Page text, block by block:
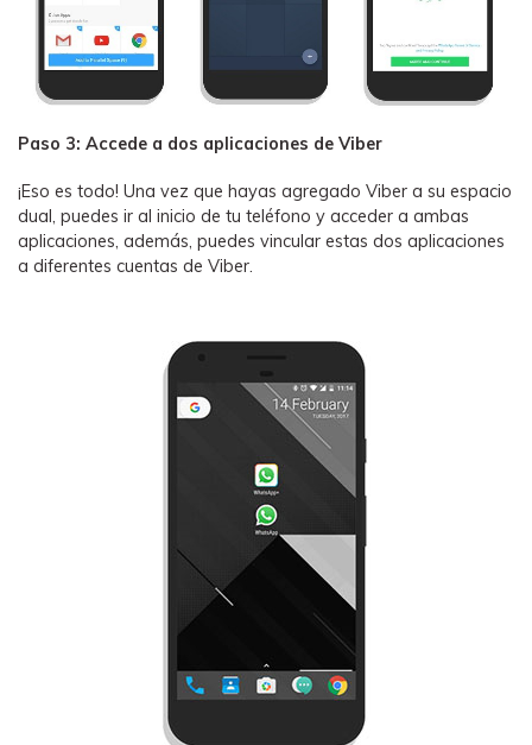
󠀰Paso 3: Accede a dos aplicaciones de Viber󠀲󠀩󠀠󠀩󠀩󠀨󠀦󠀢󠀳
¡Eso es todo! Una vez que hayas agregado Viber a su espacio
dual, puedes ir al inicio de tu teléfono y acceder a ambas
aplicaciones, además, puedes vincular estas dos aplicaciones
a diferentes cuentas de Viber.󠀲󠀩󠀠󠀩󠀩󠀩󠀨󠀦󠀥󠀳